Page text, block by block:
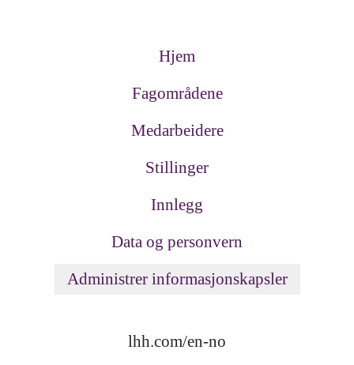
Hjem
Fagområdene
Medarbeidere
Stillinger
Innlegg
Data og personvern
Administrer informasjonskapsler
lhh.com/en-no